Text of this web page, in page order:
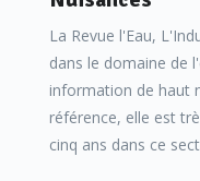
La Revue l'Eau,
dans le domaine de
information de haut
référence, elle est
cinq ans dans ce